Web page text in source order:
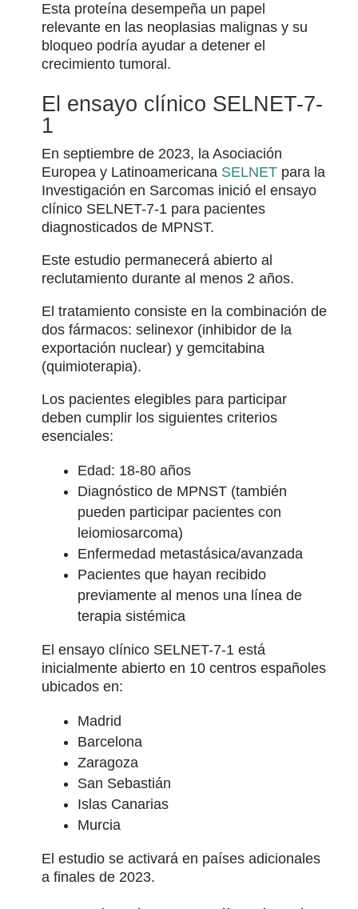
Esta proteína desempeña un papel
relevante en las neoplasias malignas y su
bloqueo podría ayudar a detener el
crecimiento tumoral.
El ensayo clínico SELNET-7-
1
En septiembre de 2023, la Asociación
Europea y Latinoamericana SELNETpara la
Investigación en Sarcomas inició el ensayo
clínico SELNET-7-1 para pacientes
diagnosticados de MPNST.
Este estudio permanecerá abierto al
reclutamiento durante al menos 2 años.
El tratamiento consiste en la combinación de
dos fármacos: selinexor (inhibidor de la
exportación nuclear) y gemcitabina
(quimioterapia).
Los pacientes elegibles para participar
deben cumplir los siguientes criterios
esenciales:
Edad: 18-80 años
Diagnóstico de MPNST (también
pueden participar pacientes con
leiomiosarcoma)
Enfermedad metastásica/avanzada
Pacientes que hayan recibido
previamente al menos una línea de
terapia sistémica
El ensayo clínico SELNET-7-1 está
inicialmente abierto en 10 centros españoles
ubicados en:
Madrid
Barcelona
Zaragoza
San Sebastián
Islas Canarias
Murcia
El estudio se activará en países adicionales
a finales de 2023.